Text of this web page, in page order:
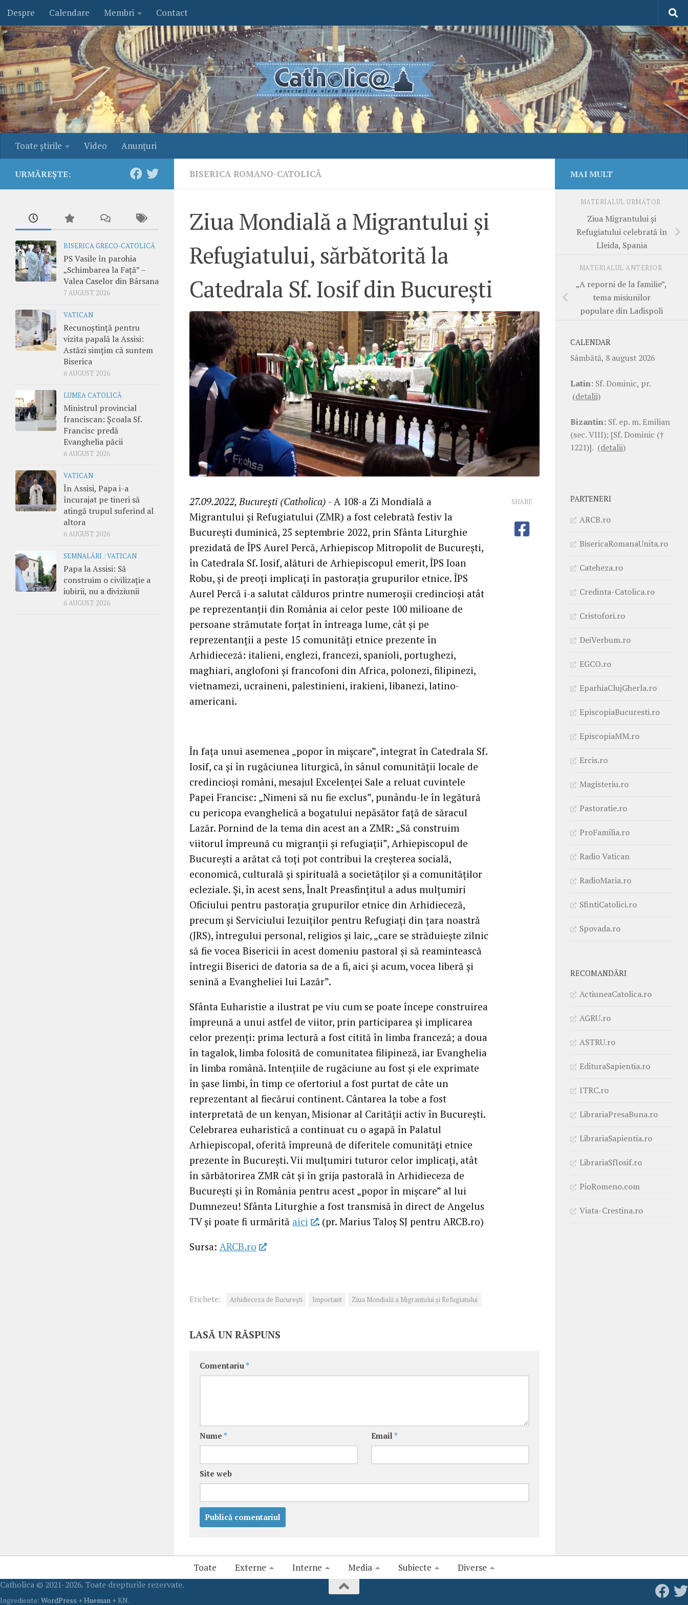
Skip to content
Despre Calendare Membri Contact
Toate ştirile Video Anunţuri
BISERICA ROMANO-CATOLICĂ
Ziua Mondială a Migrantului și
Refugiatului, sărbătorită la
Catedrala Sf. Iosif din București
27.09.2022, București (Catholica) - A 108-a Zi Mondială a
Migrantului și Refugiatului (ZMR) a fost celebrată festiv la
București duminică, 25 septembrie 2022, prin Sfânta Liturghie
prezidată de ÎPS Aurel Percă, Arhiepiscop Mitropolit de București,
în Catedrala Sf. Iosif, alături de Arhiepiscopul emerit, ÎPS Ioan
Robu, și de preoți implicați în pastorația grupurilor etnice. ÎPS
Aurel Percă i-a salutat călduros printre numeroșii credincioși atât
pe reprezentanții din România ai celor peste 100 milioane de
persoane strămutate forțat în întreaga lume, cât și pe
reprezentanții a peste 15 comunități etnice prezente în
Arhidieceză: italieni, englezi, francezi, spanioli, portughezi,
maghiari, anglofoni și francofoni din Africa, polonezi, filipinezi,
vietnamezi, ucraineni, palestinieni, irakieni, libanezi, latino-
americani.
În fața unui asemenea „popor în mișcare”, integrat în Catedrala Sf.
Iosif, ca și în rugăciunea liturgică, în sânul comunității locale de
credincioși români, mesajul Excelenței Sale a reluat cuvintele
Papei Francisc: „Nimeni să nu fie exclus”, punându-le în legătură
cu pericopa evanghelică a bogatului nepăsător față de săracul
Lazăr. Pornind de la tema din acest an a ZMR: „Să construim
viitorul împreună cu migranții și refugiații”, Arhiepiscopul de
București a arătat că toți pot contribui la creșterea socială,
economică, culturală și spirituală a societăților și a comunităților
ecleziale. Și, în acest sens, Înalt Preasfințitul a adus mulțumiri
Oficiului pentru pastorația grupurilor etnice din Arhidieceză,
precum și Serviciului Iezuiților pentru Refugiați din țara noastră
(JRS), întregului personal, religios și laic, „care se străduiește zilnic
să fie vocea Bisericii în acest domeniu pastoral și să reamintească
întregii Biserici de datoria sa de a fi, aici și acum, vocea liberă și
senină a Evangheliei lui Lazăr”.
Sfânta Euharistie a ilustrat pe viu cum se poate începe construirea
împreună a unui astfel de viitor, prin participarea și implicarea
celor prezenți: prima lectură a fost citită în limba franceză; a doua
în tagalok, limba folosită de comunitatea filipineză, iar Evanghelia
în limba română. Intențiile de rugăciune au fost și ele exprimate
în șase limbi, în timp ce ofertoriul a fost purtat de câte un
reprezentant al fiecărui continent. Cântarea la tobe a fost
interpretată de un kenyan, Misionar al Carității activ în București.
Celebrarea euharistică a continuat cu o agapă în Palatul
Arhiepiscopal, oferită împreună de diferitele comunități etnice
prezente în București. Vii mulțumiri tuturor celor implicați, atât
în sărbătorirea ZMR cât și în grija pastorală în Arhidieceza de
București și în România pentru acest „popor în mișcare” al lui
Dumnezeu! Sfânta Liturghie a fost transmisă în direct de Angelus
TV și poate fi urmărită aici
. (pr. Marius Taloș SJ pentru ARCB.ro)
Sursa: ARCB.ro
SHARE
Etichete: Arhidieceza de București Important Ziua Mondială a Migrantului şi Refugiatului
LASĂ UN RĂSPUNS
Comentariu *
Nume * Email *
Site web
URMĂREȘTE:
BISERICA GRECO-CATOLICĂ
PS Vasile în parohia
„Schimbarea la Față” –
Valea Caselor din Bârsana
7 AUGUST 2026
VATICAN
Recunoștință pentru
vizita papală la Assisi:
Astăzi simțim că suntem
Biserica
6 AUGUST 2026
LUMEA CATOLICĂ
Ministrul provincial
franciscan: Școala Sf.
Francisc predă
Evanghelia păcii
6 AUGUST 2026
VATICAN
În Assisi, Papa i-a
încurajat pe tineri să
atingă trupul suferind al
altora
6 AUGUST 2026
SEMNALĂRI /VATICAN
Papa la Assisi: Să
construim o civilizație a
iubirii, nu a diviziunii
6 AUGUST 2026
MAI MULT
MATERIALUL URMĂTOR
Ziua Migrantului și
Refugiatului celebrată în
Lleida, Spania
MATERIALUL ANTERIOR
„A reporni de la familie”,
tema misiunilor
populare din Ladispoli
CALENDAR
Sâmbătă, 8 august 2026
Latin: Sf. Dominic, pr.
(detalii)
Bizantin: Sf. ep. m. Emilian
(sec. VIII); [Sf. Dominic (†
1221)]. (detalii)
PARTENERI
ARCB.ro
BisericaRomanaUnita.ro
Cateheza.ro
Credinta-Catolica.ro
Cristofori.ro
DeiVerbum.ro
EGCO.ro
EparhiaClujGherla.ro
EpiscopiaBucuresti.ro
EpiscopiaMM.ro
Ercis.ro
Magisteriu.ro
Pastoratie.ro
ProFamilia.ro
Radio Vatican
RadioMaria.ro
SfintiCatolici.ro
Spovada.ro
RECOMANDĂRI
ActiuneaCatolica.ro
AGRU.ro
ASTRU.ro
EdituraSapientia.ro
ITRC.ro
LibrariaPresaBuna.ro
LibrariaSapientia.ro
LibrariaSfIosif.ro
PioRomeno.com
Viata-Crestina.ro
Toate Externe Interne Media Subiecte Diverse
Catholica © 2021-2026. Toate drepturile rezervate.
Ingrediente: WordPress +Hueman + KN.